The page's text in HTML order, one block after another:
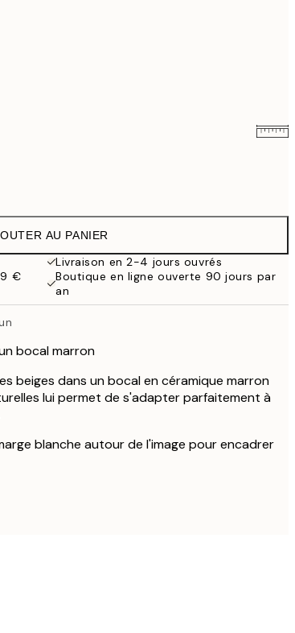
19,95 €
32,45 €
AU PANIER
Livraison en 2-4 jours ouvrés
€
Boutique en ligne ouverte 90 jours par
an
bocal marron
beiges dans un bocal en céramique marron
lui permet de s'adapter parfaitement à
blanche autour de l'image pour encadrer